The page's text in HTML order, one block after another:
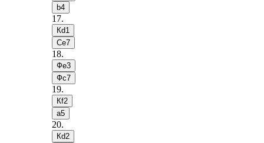
b4
17.
Кd1
Сe7
18.
Фe3
Фc7
19.
Кf2
a5
20.
Кd2